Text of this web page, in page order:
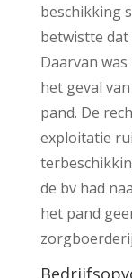
beschikking
betwistte dat
Daarvan
het geval
pand. De
exploitatie
de bv had
het pand